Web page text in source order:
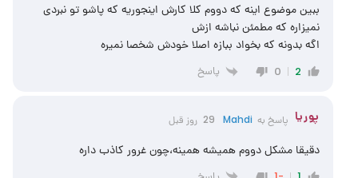
ببین موضوع اینه که دووم کلا کارش اینجوریه که پاشو تو نبردی
نمیزاره که مطمئن نباشه ازش
اگه بدونه که بخواد ببازه اصلا خودش شخصا نمیره
2
0 پاسخ
پوریا پاسخ به Mahdi 29 روز قبل
دقیقا مشکل دووم همیشه همینه،چون غرور کاذب داره